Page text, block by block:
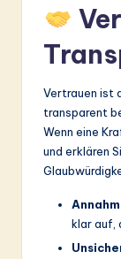
Vertrauen ist
transparent
Wenn eine
und erklären
klar auf,